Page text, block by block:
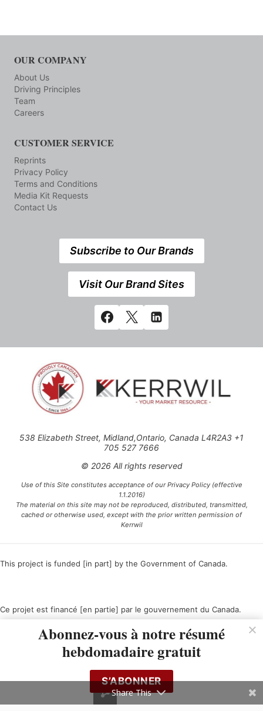
OUR COMPANY
About Us
Driving Principles
Team
Careers
CUSTOMER SERVICE
Reprints
Privacy Policy
Terms and Conditions
Media Kit Requests
Contact Us
Subscribe to Our Brands
Visit Our Brand Sites
538 Elizabeth Street, Midland,Ontario, Canada L4R2A3 +1
705 527 7666
© 2026 All rights reserved
Use of this Site constitutes acceptance of our Privacy Policy (effective
1.1.2016)
The material on this site may not be reproduced, distributed, transmitted,
cached or otherwise used, except with the prior written permission of
Kerrwil
This project is funded [in part] by the Government of Canada.
Ce projet est financé [en partie] par le gouvernement du Canada.
Abonnez-vous à notre résumé
hebdomadaire gratuit
S’ABONNER
Share This